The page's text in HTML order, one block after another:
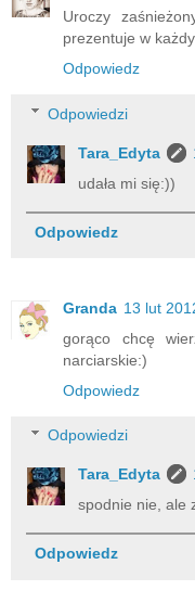
Uroczy
prezentuje w
Odpowiedz
Odpowiedzi
Tara_Edyta
udała mi się:))
Odpowiedz
Granda 13 lut
gorąco chcę
narciarskie:)
Odpowiedz
Odpowiedzi
Tara_Edyta
spodnie nie, ale
Odpowiedz